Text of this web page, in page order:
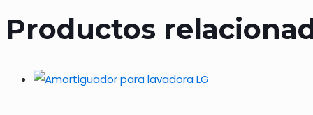
Productos